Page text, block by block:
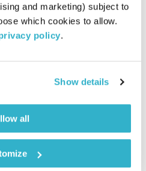
and marketing) subject to
which cookies to allow.
policy.
Show details
all
15.03.22
01:00:02
כל יום בדרך הביתה – שעה של